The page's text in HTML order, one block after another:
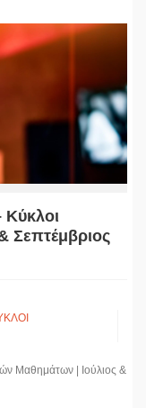
Σεπτέμβριος
Μαθημάτων | Ιούλιος &